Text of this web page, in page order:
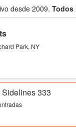
desde 2009. Todos
entre
Park, NY
333